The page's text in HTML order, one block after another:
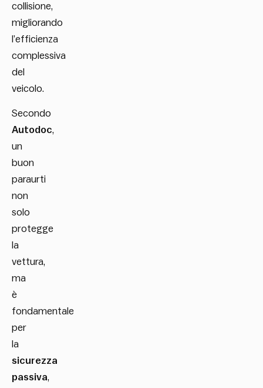
collisione,
migliorando
l’efficienza
complessiva
del
veicolo.
Secondo
Autodoc,
un
buon
paraurti
non
solo
protegge
la
vettura,
ma
è
fondamentale
per
la
sicurezza
passiva,